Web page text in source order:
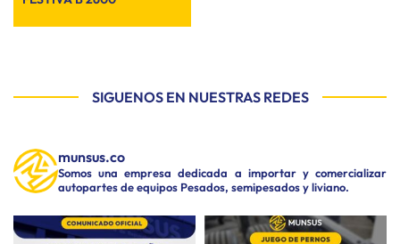
SIGUENOS EN NUESTRAS REDES
munsus.co
Somos una empresa dedicada a importar y comercializar
autopartes de equipos Pesados, semipesados y liviano.